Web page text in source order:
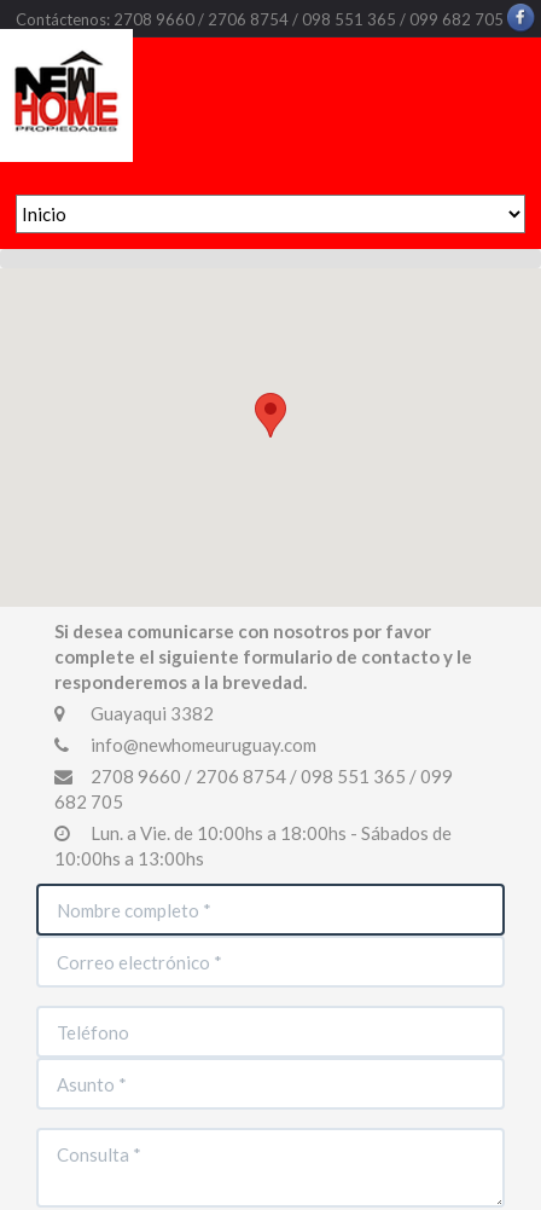
Contáctenos: 2708 9660 / 2706 8754 / 098 551 365 / 099 682 705
Si desea comunicarse con nosotros por favor
complete el siguiente formulario de contacto y le
responderemos a la brevedad.
Guayaqui 3382
info@newhomeuruguay.com
2708 9660 / 2706 8754 / 098 551 365 / 099
682 705
Lun. a Vie. de 10:00hs a 18:00hs - Sábados de
10:00hs a 13:00hs